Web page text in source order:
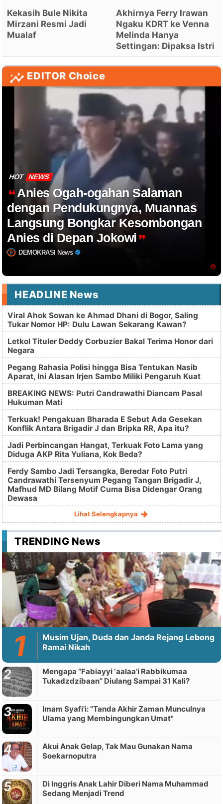
Kekasih Bule Nikita
Mirzani Resmi Jadi
Mualaf
Akhirnya Ferry Irawan
Ngaku KDRT ke Venna
Melinda Hanya
Settingan: Dipaksa Istri
EDITOR Choice
HOT NEWS
Anies Ogah-ogahan Salaman
dengan Pendukungnya, Muannas
Langsung Bongkar Kesombongan
Anies di Depan Jokowi
DEMOKRASI News
HEADLINE News
Viral Ahok Sowan ke Ahmad Dhani di Bogor, Saling
Tukar Nomor HP: Dulu Lawan Sekarang Kawan?
Letkol Tituler Deddy Corbuzier Bakal Terima Honor dari
Negara
Pegang Rahasia Polisi hingga Bisa Tentukan Nasib
Aparat, Ini Alasan Irjen Sambo Miliki Pengaruh Kuat
BREAKING NEWS: Putri Candrawathi Diancam Pasal
Hukuman Mati
Terkuak! Pengakuan Bharada E Sebut Ada Gesekan
Konflik Antara Brigadir J dan Bripka RR, Apa itu?
Jadi Perbincangan Hangat, Terkuak Foto Lama yang
Diduga AKP Rita Yuliana, Kok Beda?
Ferdy Sambo Jadi Tersangka, Beredar Foto Putri
Candrawathi Tersenyum Pegang Tangan Brigadir J,
Mafhud MD Bilang Motif Cuma Bisa Didengar Orang
Dewasa
Lihat Selengkapnya
TRENDING News
Musim Ujan, Duda dan Janda Rejang Lebong
Ramai Nikah
Mengapa “Fabiayyi ‘aalaa’i Rabbikumaa
Tukadzdzibaan” Diulang Sampai 31 Kali?
Imam Syafi'i: "Tanda Akhir Zaman Munculnya
Ulama yang Membingungkan Umat"
Akui Anak Gelap, Tak Mau Gunakan Nama
Soekarnoputra
Di Inggris Anak Lahir Diberi Nama Muhammad
Sedang Menjadi Trend